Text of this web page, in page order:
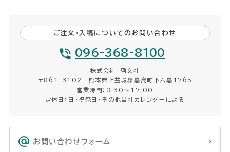
ご注文・入稿についてのお問い合わせ
096-368-8100
株式会社 啓文社
〒861-3102 熊本県上益城郡嘉島町下六嘉1765
営業時間：8:30〜17:00
定休日：日・祝祭日・その他当社カレンダーによる
お問い合わせフォーム